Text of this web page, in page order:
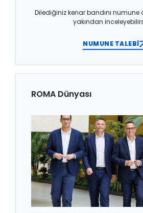
Dilediğiniz kenar bandını numune
yakından
NUMUNE TALEBİ
ROMA Dünyası